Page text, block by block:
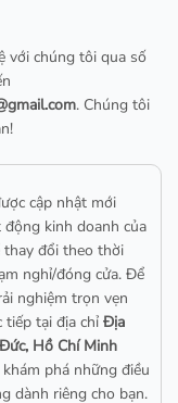
với chúng tôi qua số
. Chúng tôi
cập nhật mới
động kinh doanh của
thay đổi theo thời
nghỉ/đóng cửa. Để
nghiệm trọn vẹn
tiếp tại địa chỉ Địa
Hồ Chí Minh
phá những điều
dành riêng cho bạn.